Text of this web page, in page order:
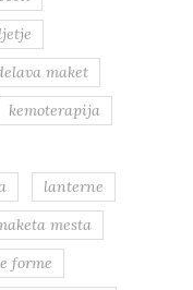
maket
kemoterapija
lanterne
mesta
forme